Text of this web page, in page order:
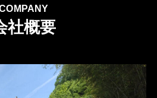
社概要